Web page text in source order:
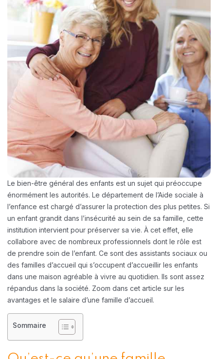
Le bien-être général des enfants est un sujet qui préoccupe
énormément les autorités. Le département de l’Aide sociale à
l’enfance est chargé d’assurer la protection des plus petites. Si
un enfant grandit dans l’insécurité au sein de sa famille, cette
institution intervient pour préserver sa vie. À cet effet, elle
collabore avec de nombreux professionnels dont le rôle est
de prendre soin de l’enfant. Ce sont des assistants sociaux ou
des familles d’accueil qui s’occupent d’accueillir les enfants
dans une maison agréable à vivre au quotidien. Ils sont assez
répandus dans la société. Zoom dans cet article sur les
avantages et le salaire d’une famille d’accueil.
Sommaire